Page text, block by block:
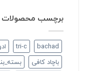
برچسب محصولات
bachad
tri-c
باچاد کافی